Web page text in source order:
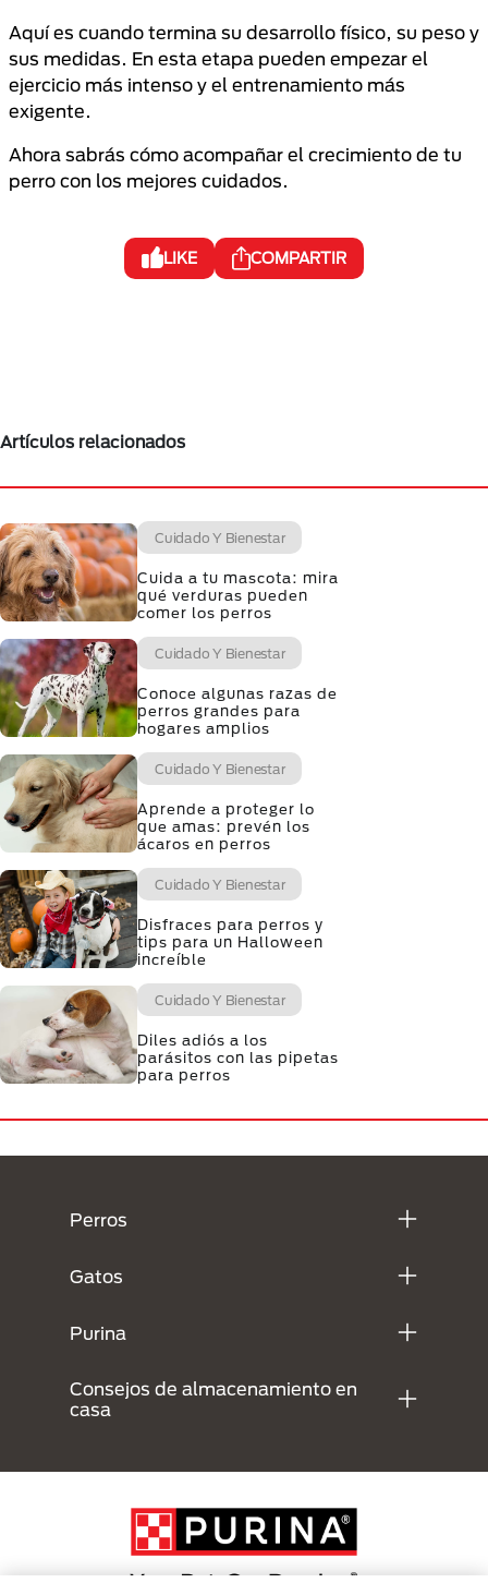
Aquí es cuando termina su desarrollo físico, su peso y
sus medidas. En esta etapa pueden empezar el
ejercicio más intenso y el entrenamiento más
exigente.
Ahora sabrás cómo acompañar el crecimiento de tu
perro con los mejores cuidados.
LIKE COMPARTIR
Artículos relacionados
Cuidado Y Bienestar
Cuida a tu mascota: mira
qué verduras pueden
comer los perros
Cuidado Y Bienestar
Conoce algunas razas de
perros grandes para
hogares amplios
Cuidado Y Bienestar
Aprende a proteger lo
que amas: prevén los
ácaros en perros
Cuidado Y Bienestar
Disfraces para perros y
tips para un Halloween
increíble
Cuidado Y Bienestar
Diles adiós a los
parásitos con las pipetas
para perros
Perros
Gatos
Purina
Consejos de almacenamiento en
casa